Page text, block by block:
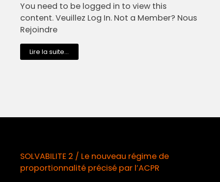
You need to be logged in to view this
content. Veuillez Log In. Not a Member? Nous
Rejoindre
Lire la suite...
régime de
Démarchage téléphonique /
obligatoire à compter du 11